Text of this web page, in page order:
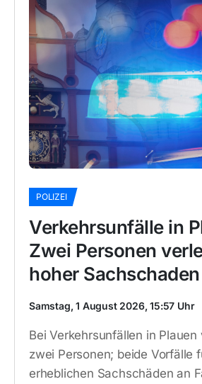
POLIZEI
Verkehrsunfälle in
Zwei Personen
hoher Sachschaden
Samstag, 1 August 2026, 15:57 Uhr
Bei Verkehrsunfällen in
zwei Personen; beide Vorfälle
erheblichen Sachschäden an